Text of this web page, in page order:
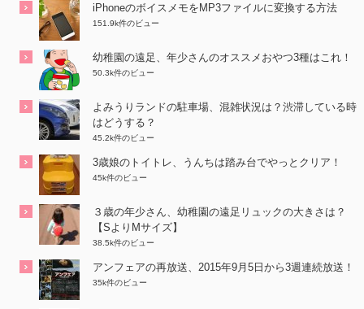
iPhoneのボイスメモをMP3ファイルに変換する方法
151.9k件のビュー
幼稚園の遠足、年少さんのオススメおやつ3種はこれ！
50.3k件のビュー
よみうりランドの駐車場、混雑状況は？渋滞している時
はどうする？
45.2k件のビュー
3歳娘のトイトレ、うんちは踏み台でやっとクリア！
45k件のビュー
３歳の年少さん、幼稚園の遠足リュックの大きさは？
【SよりMサイズ】
38.5k件のビュー
アンフェアの再放送、2015年9月5日から3週連続放送！
35k件のビュー